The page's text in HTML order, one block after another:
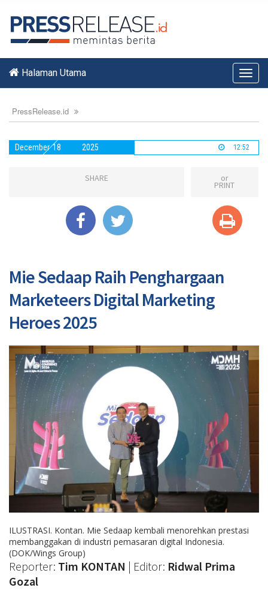
Halaman Utama
PressRelease.id
December 18 2025 12:52
SHARE or
PRINT
Mie Sedaap Raih Penghargaan
Marketeers Digital Marketing
Heroes 2025
ILUSTRASI. Kontan. Mie Sedaap kembali menorehkan prestasi
membanggakan di industri pemasaran digital Indonesia.
(DOK/Wings Group)
Reporter: Tim KONTAN | Editor: Ridwal Prima
Gozal